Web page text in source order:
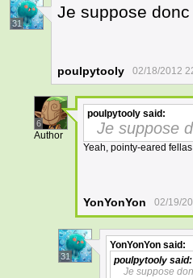
31
Je suppose
poulpytooly 02/18/2012
6
Author
poulpytooly said:
Je suppose
Yeah, pointy-eared
YonYonYon 02/19/
31
YonYonYon said:
poulpytooly said:
Je suppose